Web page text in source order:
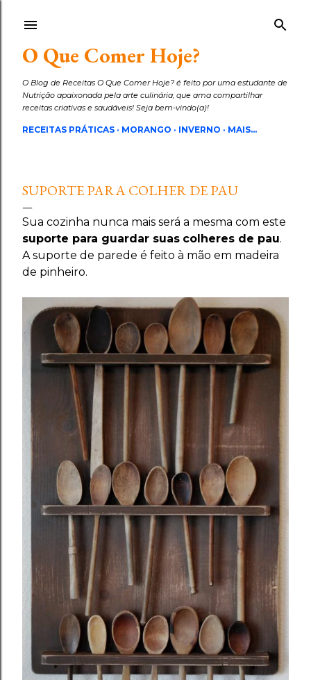
O Que Comer Hoje?
O Blog de Receitas O Que Comer Hoje? é feito por uma estudante de
Nutrição apaixonada pela arte culinária, que ama compartilhar
receitas criativas e saudáveis! Seja bem-vindo(a)!
RECEITAS PRÁTICAS MORANGO INVERNO MAIS…
SUPORTE PARA COLHER DE PAU
Sua cozinha nunca mais será a mesma com este
suporte para guardar suas colheres de pau.
A suporte de parede é feito à mão em madeira
de pinheiro.